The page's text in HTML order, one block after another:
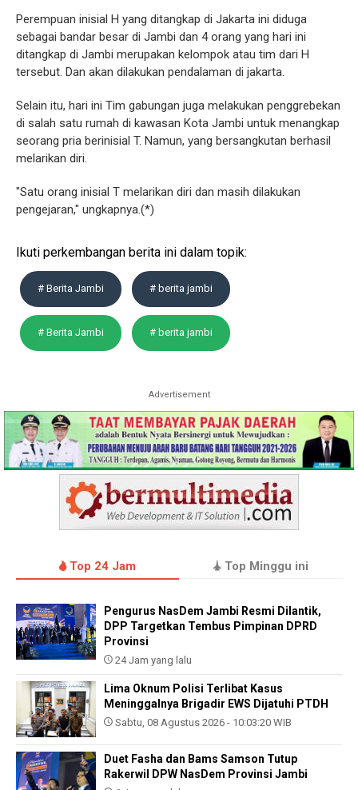
Perempuan inisial H yang ditangkap di Jakarta ini diduga
sebagai bandar besar di Jambi dan 4 orang yang hari ini
ditangkap di Jambi merupakan kelompok atau tim dari H
tersebut. Dan akan dilakukan pendalaman di jakarta.
Selain itu, hari ini Tim gabungan juga melakukan penggrebekan
di salah satu rumah di kawasan Kota Jambi untuk menangkap
seorang pria berinisial T. Namun, yang bersangkutan berhasil
melarikan diri.
"Satu orang inisial T melarikan diri dan masih dilakukan
pengejaran," ungkapnya.(*)
Ikuti perkembangan berita ini dalam topik:
# Berita Jambi # berita jambi
# Berita Jambi # berita jambi
Advertisement
Top 24 Jam Top Minggu ini
Pengurus NasDem Jambi Resmi Dilantik,
DPP Targetkan Tembus Pimpinan DPRD
Provinsi
24 Jam yang lalu
Lima Oknum Polisi Terlibat Kasus
Meninggalnya Brigadir EWS Dijatuhi PTDH
Sabtu, 08 Agustus 2026 - 10:03:20 WIB
Duet Fasha dan Bams Samson Tutup
Rakerwil DPW NasDem Provinsi Jambi